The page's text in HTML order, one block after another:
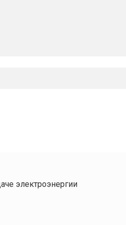
электроэнергии